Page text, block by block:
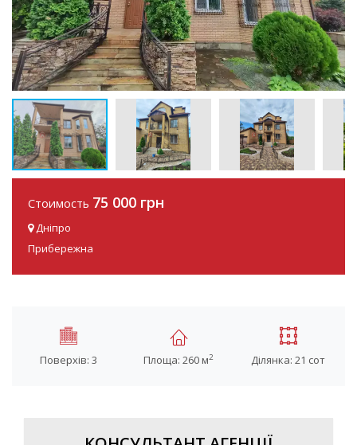
Стоимость 75 000 грн
Дніпро
Прибережна
Поверхів: 3 Площа: 260 м2 Ділянка: 21 сот